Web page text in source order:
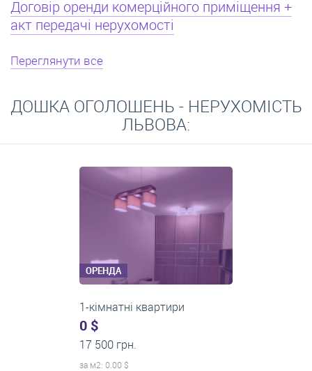
Переглянути все
Договір оренди комерційного приміщення +
акт передачі нерухомості
ДОШКА ОГОЛОШЕНЬ - НЕРУХОМІСТЬ
ЛЬВОВА:
3-кімнатні квартири
0 грн.
за м